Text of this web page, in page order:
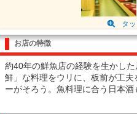
タ
お店の特徴
約40年の鮮魚店の経験を生かし
鮮」な料理をウリに、板前が工
ーがそろう。魚料理に合う日本酒